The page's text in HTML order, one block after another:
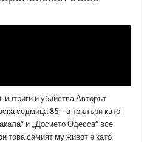
интриги и убийства Авторът
седмица 85 – а трилъри като
и „Досието Одесса“ все
това самият му живот е като